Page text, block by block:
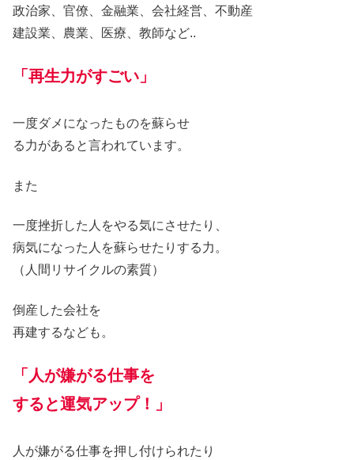
政治家、官僚、金融業、会社経営、不動産
建設業、農業、医療、教師など..
「再生力がすごい」
一度ダメになったものを蘇らせ
る力があると言われています。
また
一度挫折した人をやる気にさせたり、
病気になった人を蘇らせたりする力。
（人間リサイクルの素質）
倒産した会社を
再建するなども。
「 人が嫌がる仕事を
すると運気アップ！」
人が嫌がる仕事を押し付けられたり